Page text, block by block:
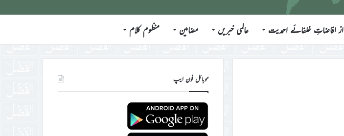
از افاضاتِ خلفائے احمدیت عالمی خبریں مضامین منظوم کلام
موبائل فون ایپ